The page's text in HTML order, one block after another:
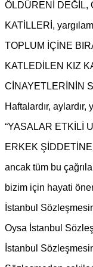
ÖLDÜRENİ DEĞİL,
KATİLLERİ,
TOPLUM İÇİNE
KATLEDİLEN KIZ
CİNAYETLERİNİN
Haftalardır, aylardır,
“YASALAR ETKİLİ
ERKEK
ancak tüm bu
bizim için hayati
İstanbul
Oysa İstanbul
İstanbul